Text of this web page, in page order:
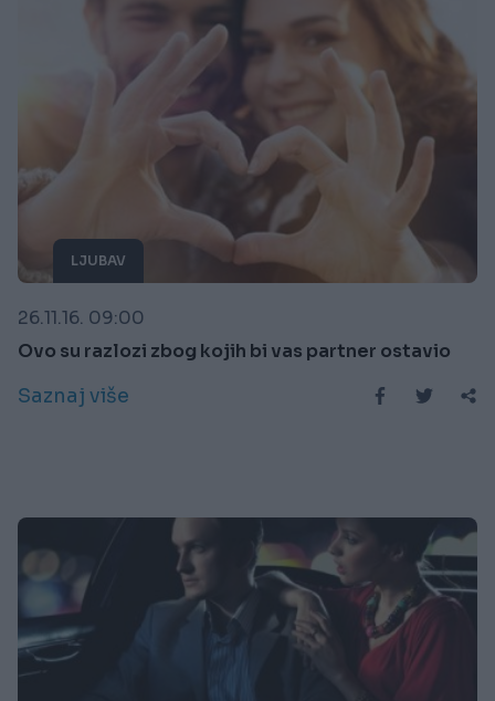
LJUBAV
26.11.16. 09:00
Ovo su razlozi zbog kojih bi vas partner ostavio
Saznaj više